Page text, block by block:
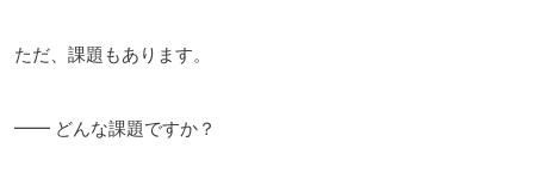
ただ、課題もあります。
━━ どんな課題ですか？